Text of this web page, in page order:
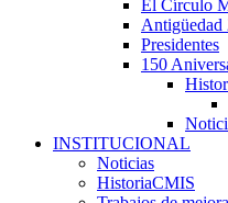
El Círculo
Antigüedad
Presidentes
150
INSTITUCIONAL
Noticias
HistoriaCMIS